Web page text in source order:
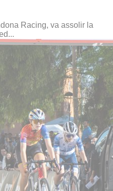
Racing, va assolir la